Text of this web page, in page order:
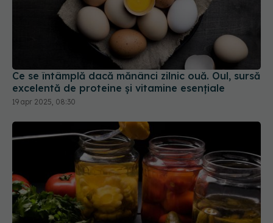
Ce se întâmplă dacă mănânci zilnic ouă. Oul, sursă
excelentă de proteine și vitamine esențiale
19 apr 2025, 08:30